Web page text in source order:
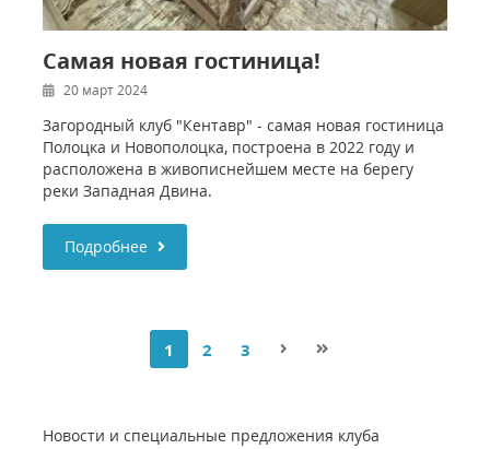
Самая новая гостиница!
20 март 2024
Загородный клуб "Кентавр" - самая новая гостиница
Полоцка и Новополоцка, построена в 2022 году и
расположена в живописнейшем месте на берегу
реки Западная Двина.
Подробнее
1 2 3
Новости и специальные предложения клуба